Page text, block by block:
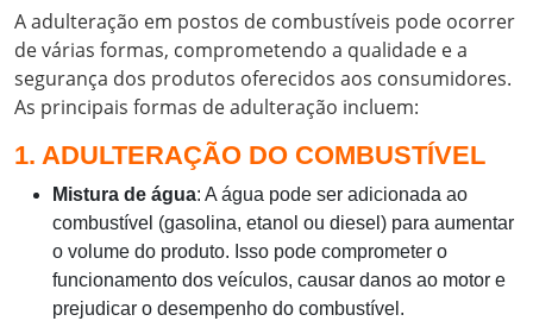
A adulteração em postos de combustíveis pode ocorrer
de várias formas, comprometendo a qualidade e a
segurança dos produtos oferecidos aos consumidores.
As principais formas de adulteração incluem:
1. ADULTERAÇÃO DO COMBUSTÍVEL
Mistura de água: A água pode ser adicionada ao
combustível (gasolina, etanol ou diesel) para aumentar
o volume do produto. Isso pode comprometer o
funcionamento dos veículos, causar danos ao motor e
prejudicar o desempenho do combustível.